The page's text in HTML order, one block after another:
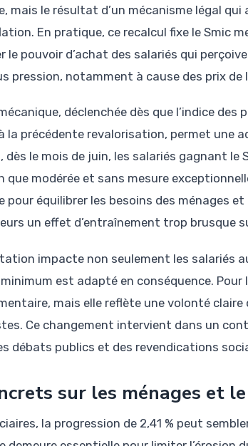
mais le résultat d’un mécanisme légal
En pratique, ce recalcul fixe le Smic
le pouvoir d’achat des salariés qui
pression, notamment à cause des prix de
déclenchée dès que l’indice
la précédente revalorisation, permet une
dès le mois de juin, les salariés gagnant le
que modérée et sans mesure
pour équilibrer les besoins des ménages
un effet d’entraînement trop brusque
impacte non seulement les salariés
est adapté en conséquence.
mais elle reflète une volonté
Ce changement intervient dans un
débats publics et des revendications
sur les ménages et
la progression de 2,41 % peut